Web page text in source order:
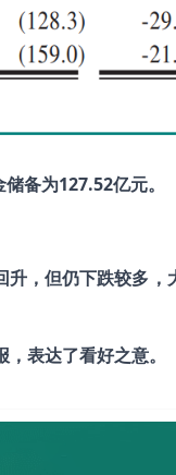
储备为127.52亿元。
升，但仍下跌较多，
表达了看好之意。